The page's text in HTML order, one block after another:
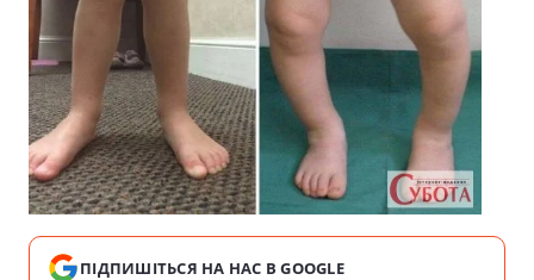
ПІДПИШІТЬСЯ НА НАС В GOOGLE